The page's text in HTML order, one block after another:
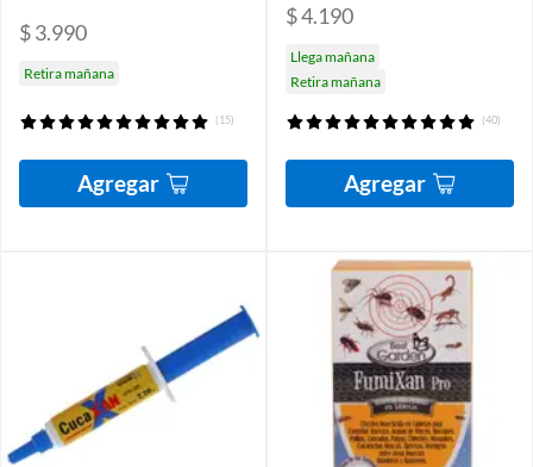
$ 3.990
Retira mañana
(15)
Agregar
$ 4.190
Llega mañana
Retira mañana
(40)
Agregar